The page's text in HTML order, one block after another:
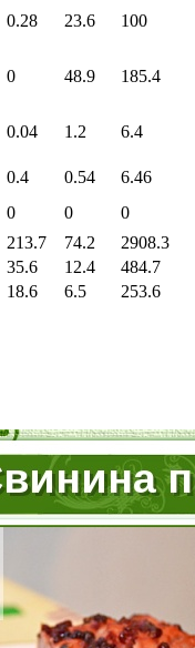
0.28 23.6 100
0 48.9 185.4
0.04 1.2 6.4
0.4 0.54 6.46
0 0
0
213.7 74.2
2908.3
35.6 12.4
484.7
18.6 6.5 253.6